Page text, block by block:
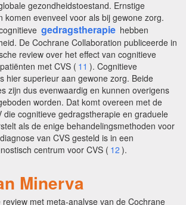
gezondheidstoestand. Ernstige
komen evenveel voor als bij gewone zorg.
gedragstherapie hebben
De Cochrane Collaboration publiceerde in
review over het effect van cognitieve
met CVS ( 11 ). Cognitieve
hier superieur aan gewone zorg. Beide
zijn dus evenwaardig en kunnen overigens
worden. Dat komt overeen met de
die cognitieve gedragstherapie en graduele
als de enige behandelingsmethoden voor
van CVS gesteld is in een
centrum voor CVS ( 12 ).
Minerva
review met meta-analyse van de Cochrane